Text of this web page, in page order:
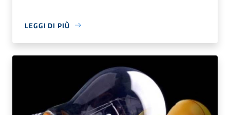
LEGGI DI PIÙ